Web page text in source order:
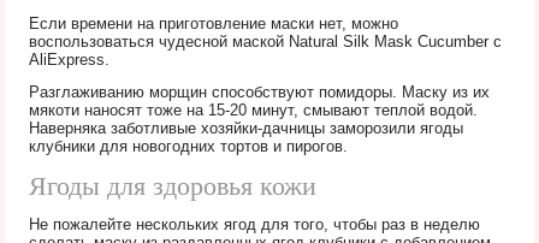
Если времени на приготовление маски нет, можно
воспользоваться чудесной маской Natural Silk Mask Cucumber с
AliExpress.
Разглаживанию морщин способствуют помидоры. Маску из их
мякоти наносят тоже на 15-20 минут, смывают теплой водой.
Наверняка заботливые хозяйки-дачницы заморозили ягоды
клубники для новогодних тортов и пирогов.
Ягоды для здоровья кожи
Не пожалейте нескольких ягод для того, чтобы раз в неделю